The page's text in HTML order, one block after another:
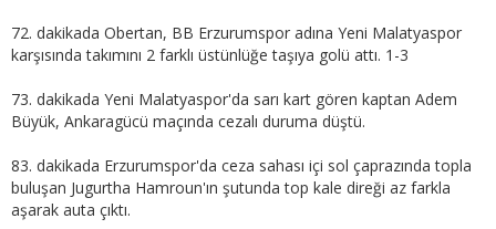
72. dakikada Obertan, BB Erzurumspor adına Yeni Malatyaspor
karşısında takımını 2 farklı üstünlüğe taşıya golü attı. 1-3
73. dakikada Yeni Malatyaspor'da sarı kart gören kaptan Adem
Büyük, Ankaragücü maçında cezalı duruma düştü.
83. dakikada Erzurumspor'da ceza sahası içi sol çaprazında topla
buluşan Jugurtha Hamroun'ın şutunda top kale direği az farkla
aşarak auta çıktı.